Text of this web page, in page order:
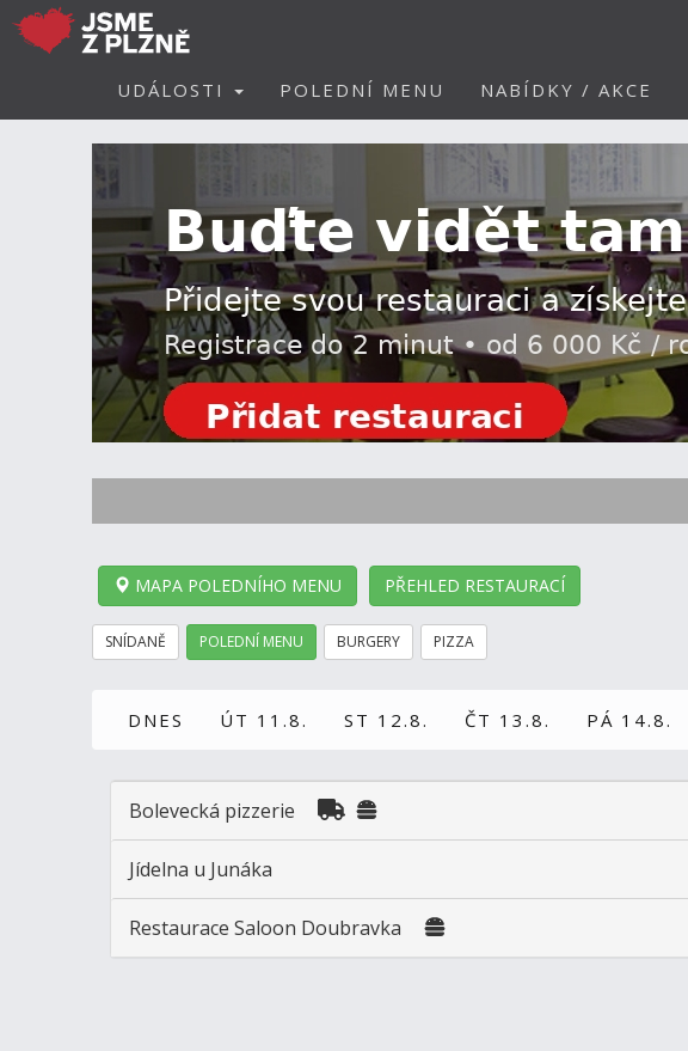
UDÁLOSTI POLEDNÍ MENU NABÍDKY / AKCE
MAPA POLEDNÍHO MENU PŘEHLED RESTAURACÍ
SNÍDANĚ POLEDNÍ MENU BURGERY PIZZA
DNES ÚT 11.8. ST 12.8. ČT 13.8. PÁ 14.8.
Bolevecká pizzerie
Jídelna u Junáka
Restaurace Saloon Doubravka